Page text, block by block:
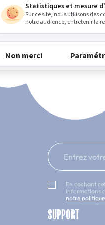
Entrez
En cochant
informations
notre
SUPPORT